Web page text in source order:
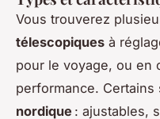
Vous trouverez
télescopiques à
pour le voyage, ou en
performance.
nordique : ajustables,